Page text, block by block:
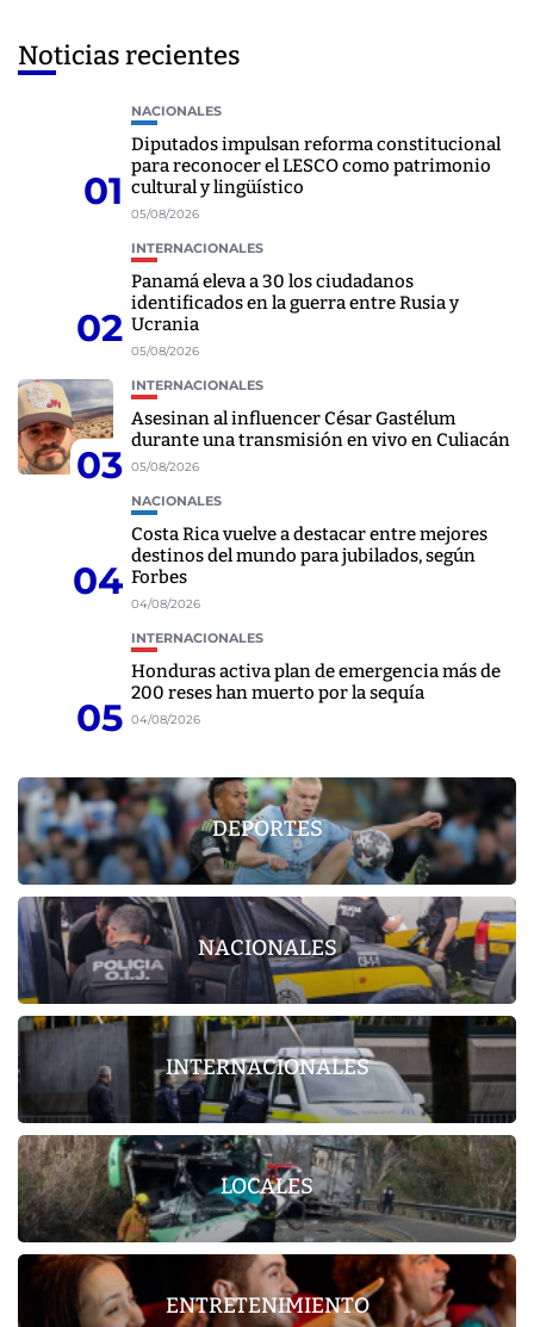
Noticias recientes
01
NACIONALES
Diputados impulsan reforma constitucional
para reconocer el LESCO como patrimonio
cultural y lingüístico
05/08/2026
02
INTERNACIONALES
Panamá eleva a 30 los ciudadanos
identificados en la guerra entre Rusia y
Ucrania
05/08/2026
03
INTERNACIONALES
Asesinan al influencer César Gastélum
durante una transmisión en vivo en Culiacán
05/08/2026
04
NACIONALES
Costa Rica vuelve a destacar entre mejores
destinos del mundo para jubilados, según
Forbes
04/08/2026
05
INTERNACIONALES
Honduras activa plan de emergencia más de
200 reses han muerto por la sequía
04/08/2026
DEPORTES
NACIONALES
INTERNACIONALES
LOCALES
ENTRETENIMIENTO